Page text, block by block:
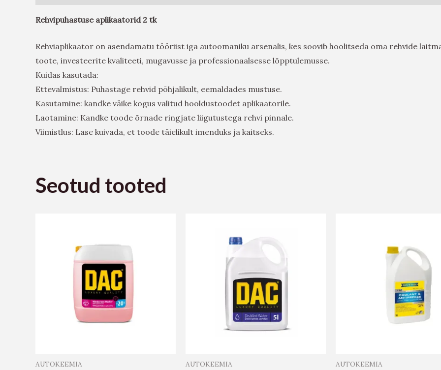
Rehvipuhastuse aplikaatorid 2 tk
Rehviaplikaator on asendamatu tööriist iga autoomaniku arsenalis, kes soovib hoolitseda oma rehvide
toote, investeerite kvaliteeti, mugavusse ja professionaalsesse lõpptulemusse.
Kuidas kasutada:
Ettevalmistus: Puhastage rehvid põhjalikult, eemaldades mustuse.
Kasutamine: kandke väike kogus valitud hooldustoodet aplikaatorile.
Laotamine: Kandke toode õrnade ringjate liigutustega rehvi pinnale.
Viimistlus: Lase kuivada, et toode täielikult imenduks ja kaitseks.
Seotud tooted
AUTOKEEMIA AUTOKEEMIA AUTOKEEMIA